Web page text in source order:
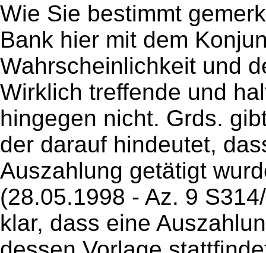
Wie Sie bestimmt
Bank hier mit dem
Wahrscheinlichkeit und
Wirklich treffende und
hingegen nicht. Grds.
der darauf hindeutet,
Auszahlung getätigt
(28.05.1998 - Az. 9
klar, dass eine